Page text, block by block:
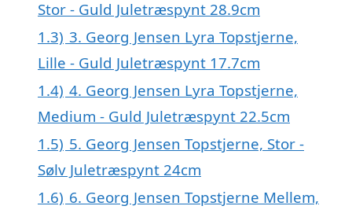
Stor - Guld Juletræspynt 28.9cm
1.3) 3. Georg Jensen Lyra Topstjerne,
Lille - Guld Juletræspynt 17.7cm
1.4) 4. Georg Jensen Lyra Topstjerne,
Medium - Guld Juletræspynt 22.5cm
1.5) 5. Georg Jensen Topstjerne, Stor -
Sølv Juletræspynt 24cm
1.6) 6. Georg Jensen Topstjerne Mellem,